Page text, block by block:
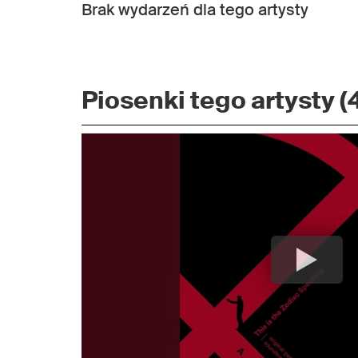
Brak wydarzeń dla tego artysty
Piosenki tego artysty